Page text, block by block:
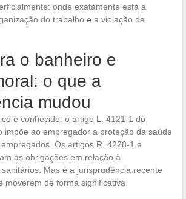
onde exatamente está a
do trabalho e a violação da
o banheiro e
o que a
mudou
é conhecido: o artigo L. 4121-1 do
impõe ao empregador a proteção da saúde
Os artigos R. 4228-1 e
as obrigações em relação à
Mas é a jurisprudência recente
moverem de forma significativa.